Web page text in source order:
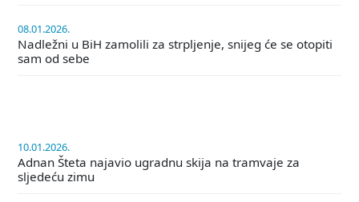
08.01.2026.
Nadležni u BiH zamolili za strpljenje, snijeg će se otopiti
sam od sebe
10.01.2026.
Adnan Šteta najavio ugradnu skija na tramvaje za
sljedeću zimu